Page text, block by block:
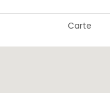
Carte